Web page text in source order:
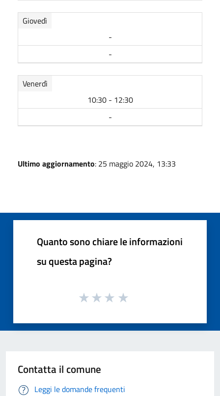
Giovedì
-
-
Venerdì
10:30 - 12:30
-
Ultimo aggiornamento: 25 maggio 2024, 13:33
Quanto sono chiare le informazioni
su questa pagina?
Contatta il comune
Leggi le domande frequenti